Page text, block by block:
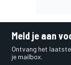
Meld je aan
Ontvang het
je mailbox.